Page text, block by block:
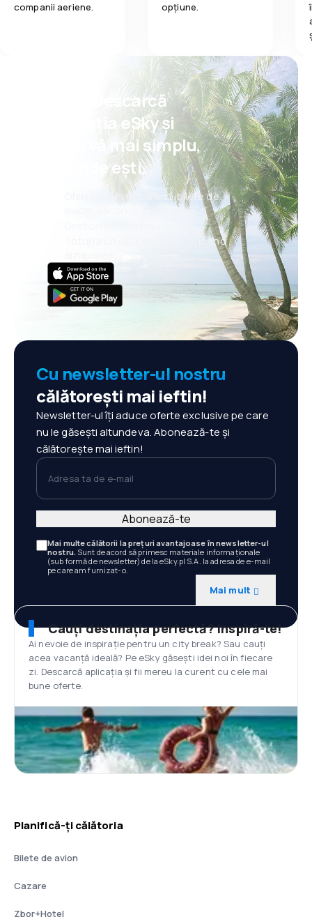
companii aeriene.
opțiune.
Psst! Descarcă
aplicația eSky și
rezervă mai simplu,
oriunde ești.
Oferte noi în fiecare zi: bilete de
avion, vacanțe, city break-uri
Totul la un click distanță, oricând
Cu newsletter-ul nostru
călătorești mai ieftin!
Newsletter-ul îți aduce oferte exclusive pe care
nu le găsești altundeva. Abonează-te și
călătorește mai ieftin!
Adresa ta de e-mail
Mai multe călătorii la prețuri avantajoase în newsletter-ul
nostru. Sunt de acord să primesc materiale informaționale
(sub formă de newsletter) de la eSky.pl S.A. la adresa de e-mail
pe care am furnizat-o.
Mai mult
Abonează-te
Cauți destinația perfectă? Inspiră-te!
Ai nevoie de inspirație pentru un city break? Sau cauți
acea vacanță ideală? Pe eSky găsești idei noi în fiecare
zi. Descarcă aplicația și fii mereu la curent cu cele mai
bune oferte.
Planifică-ți călătoria
Bilete de avion
Cazare
Zbor+Hotel